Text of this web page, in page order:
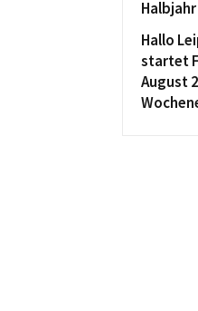
Halbjahr
Hallo
startet
August